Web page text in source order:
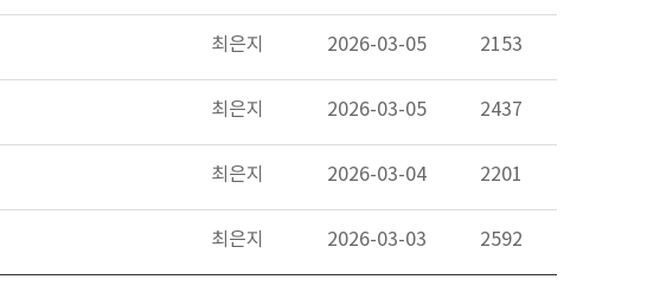
최은지 2026-03-05 2153
최은지 2026-03-05 2437
최은지 2026-03-04 2201
최은지 2026-03-03 2592